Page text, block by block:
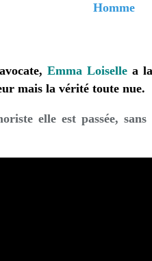
Emma Loisellea
mais la vérité toute nue.
elle est passée,